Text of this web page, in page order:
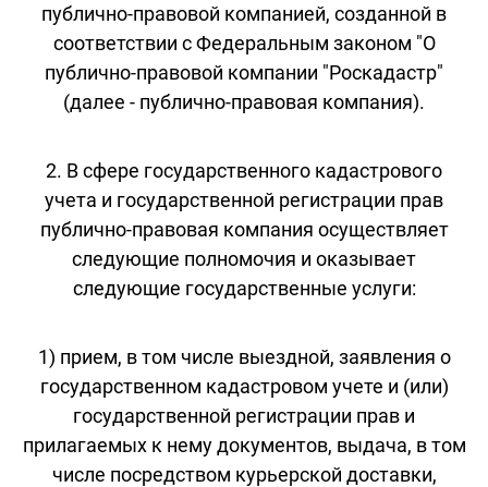
публично-правовой компанией, созданной в
соответствии с Федеральным законом "О
публично-правовой компании "Роскадастр"
(далее - публично-правовая компания).
2. В сфере государственного кадастрового
учета и государственной регистрации прав
публично-правовая компания осуществляет
следующие полномочия и оказывает
следующие государственные услуги:
1) прием, в том числе выездной, заявления о
государственном кадастровом учете и (или)
государственной регистрации прав и
прилагаемых к нему документов, выдача, в том
числе посредством курьерской доставки,